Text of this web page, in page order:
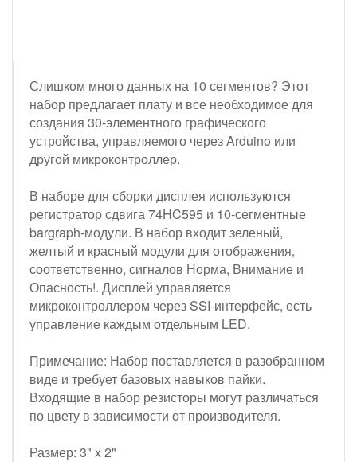
Слишком много данных на 10 сегментов? Этот
набор предлагает плату и все необходимое для
создания 30-элементного графического
устройства, управляемого через Arduino или
другой микроконтроллер.
В наборе для сборки дисплея используются
регистратор сдвига 74HC595 и 10-сегментные
bargraph-модули. В набор входит зеленый,
желтый и красный модули для отображения,
соответственно, сигналов Норма, Внимание и
Опасность!. Дисплей управляется
микроконтроллером через SSI-интерфейс, есть
управление каждым отдельным LED.
Примечание: Набор поставляется в разобранном
виде и требует базовых навыков пайки.
Входящие в набор резисторы могут различаться
по цвету в зависимости от производителя.
Размер: 3" x 2"